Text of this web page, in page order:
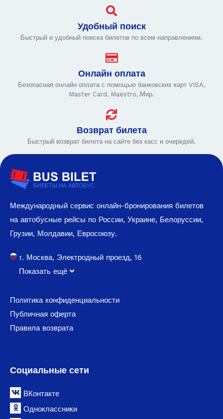
Удобный поиск
Быстрый и удобный поиска билетов по всем направлениям.
Онлайн оплата
Безопасная онлайн оплата с помощью банковских карт VISA,
Master Card, Maestro, Мир.
Возврат билета
Быстрый возврат билета на сайте без касс и очередей.
Международный сервис онлайн-бронирования билетов
на автобусные рейсы по России, Украине, Белоруссии,
Грузии, Молдавии, Евросоюзу.
г. Москва, Электродный проезд, 16
Показать ещё
Политика конфиденциальности
Публичная оферта
Правила возврата
Социальные сети
ВКонтакте
Одноклассники